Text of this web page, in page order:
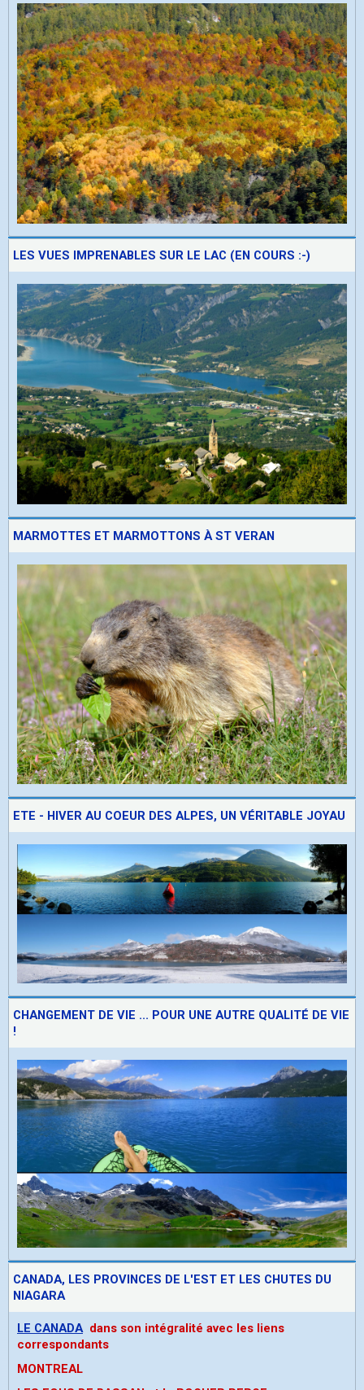
LES VUES IMPRENABLES SUR LE LAC (EN COURS :-)
MARMOTTES ET MARMOTTONS À ST VERAN
ETE - HIVER AU COEUR DES ALPES, UN VÉRITABLE JOYAU
CHANGEMENT DE VIE ... POUR UNE AUTRE QUALITÉ DE VIE
!
CANADA, LES PROVINCES DE L'EST ET LES CHUTES DU
NIAGARA
LE CANADA dans son intégralité avec les liens
correspondants
MONTREAL